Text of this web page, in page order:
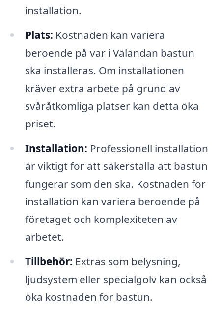
installation.
Plats: Kostnaden kan variera
beroende på var i Väländan bastun
ska installeras. Om installationen
kräver extra arbete på grund av
svåråtkomliga platser kan detta öka
priset.
Installation: Professionell installation
är viktigt för att säkerställa att bastun
fungerar som den ska. Kostnaden för
installation kan variera beroende på
företaget och komplexiteten av
arbetet.
Tillbehör: Extras som belysning,
ljudsystem eller specialgolv kan också
öka kostnaden för bastun.